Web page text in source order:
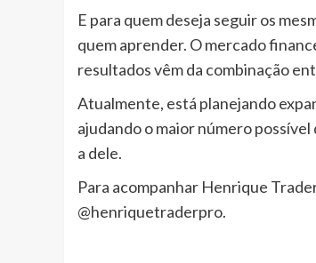
E para quem deseja seguir os
quem aprender. O mercado
resultados vêm da combinação
Atualmente, está planejando
ajudando o maior número
a dele.
Para acompanhar Henrique
@henriquetraderpro.